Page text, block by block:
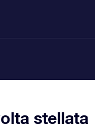
stellata